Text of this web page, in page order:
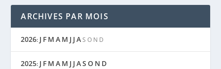
ARCHIVES PAR MOIS
2026: J F M A M J J A S O N D
2025: J F M A M J J AS O N D